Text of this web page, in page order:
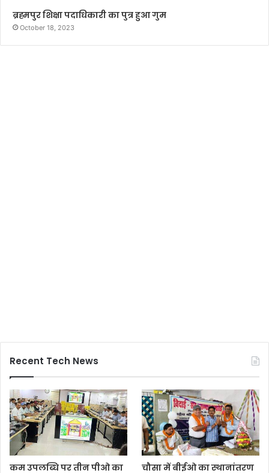
ब्रह्मपुर शिक्षा पदाधिकारी का पुत्र हुआ गुम
October 18, 2023
Recent Tech News
कम उपलब्धि पर तीन पीओ का चौसा में बीईओ का स्थानांतरण